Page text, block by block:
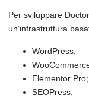
Per sviluppare
un’infrastruttura
WordPress;
Elementor Pro;
SEOPress;